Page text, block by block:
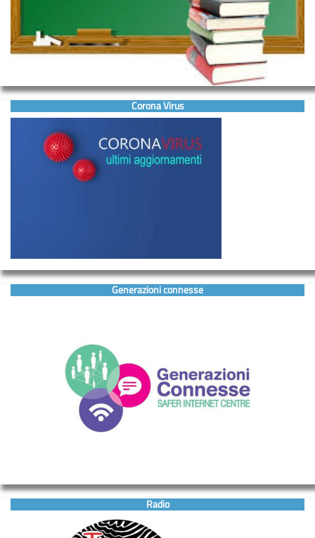
Corona Virus
Generazioni connesse
Radio